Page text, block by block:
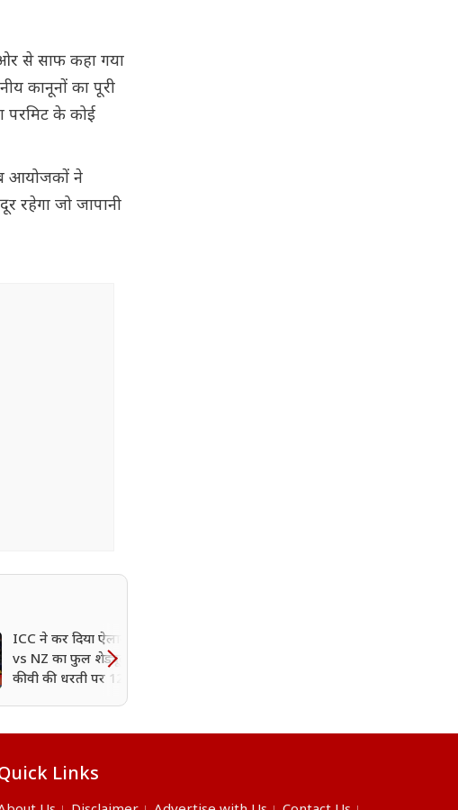
से साफ कहा गया
कानूनों का पूरी
परमिट के कोई
आयोजकों ने
रहेगा जो जापानी
ICC ने कर दिया ऐलान! IND
vs NZ का फुल शेड्यूल जारी,
कीवी की धरती पर 12 मैच
Links